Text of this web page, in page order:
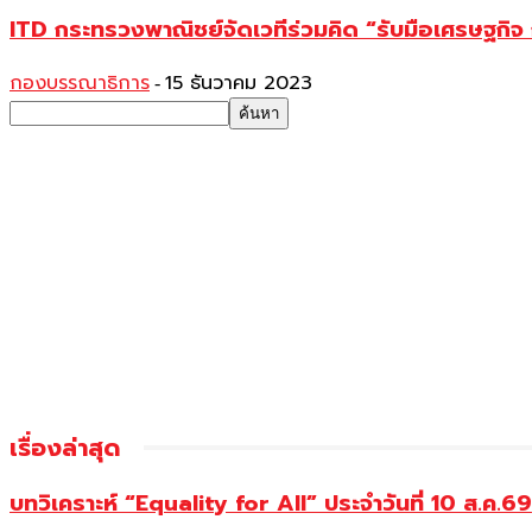
ITD กระทรวงพาณิชย์จัดเวทีร่วมคิด “รับมือเศรษฐกิจ
กองบรรณาธิการ - 15 ธันวาคม 2023
เรื่องล่าสุด
บทวิเคราะห์ “Equality for All” ประจำวันที่ 10 ส.ค.69